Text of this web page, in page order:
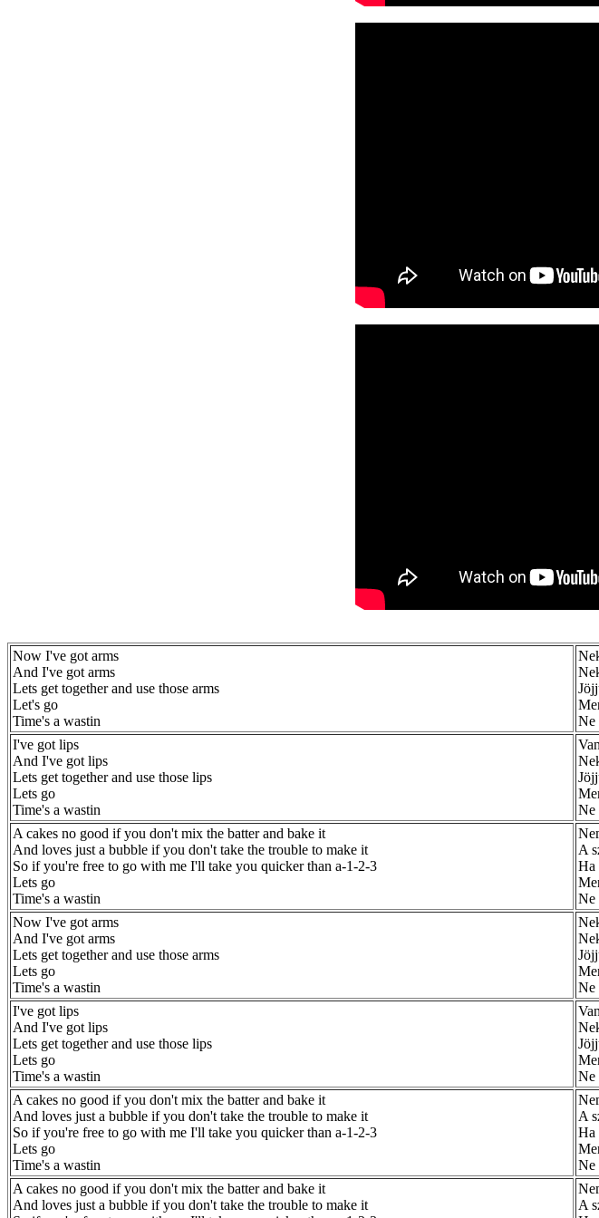
Now I've got arms
And I've got arms
Lets get together and use those arms
Let's go
Time's a wastin
Ne
I've got lips
And I've got lips
Lets get together and use those lips
Lets go
Time's a wastin
Ne
A cakes no good if you don't mix the batter and bake it
And loves just a bubble if you don't take the trouble to make it
So if you're free to go with me I'll take you quicker than a-1-2-3
Lets go
Time's a wastin
A
Ha
Ne
Now I've got arms
And I've got arms
Lets get together and use those arms
Lets go
Time's a wastin
Ne
I've got lips
And I've got lips
Lets get together and use those lips
Lets go
Time's a wastin
Ne
A cakes no good if you don't mix the batter and bake it
And loves just a bubble if you don't take the trouble to make it
So if you're free to go with me I'll take you quicker than a-1-2-3
Lets go
Time's a wastin
A
Ha
Ne
A cakes no good if you don't mix the batter and bake it
And loves just a bubble if you don't take the trouble to make it
A